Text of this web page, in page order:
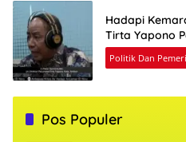
Hadapi
Tirta Yapono
Politik Dan
Pos Populer